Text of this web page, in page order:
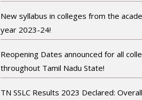
New syllabus in colleges from the
year 2023-24!
Reopening Dates announced for all
throughout Tamil Nadu State!
TN SSLC Results 2023 Declared: